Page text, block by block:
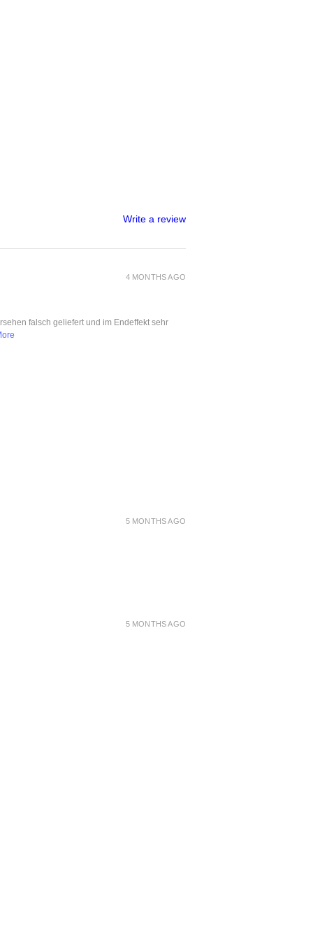
Write a review
4 MONTHS AGO
falsch geliefert und im Endeffekt sehr
5 MONTHS AGO
5 MONTHS AGO